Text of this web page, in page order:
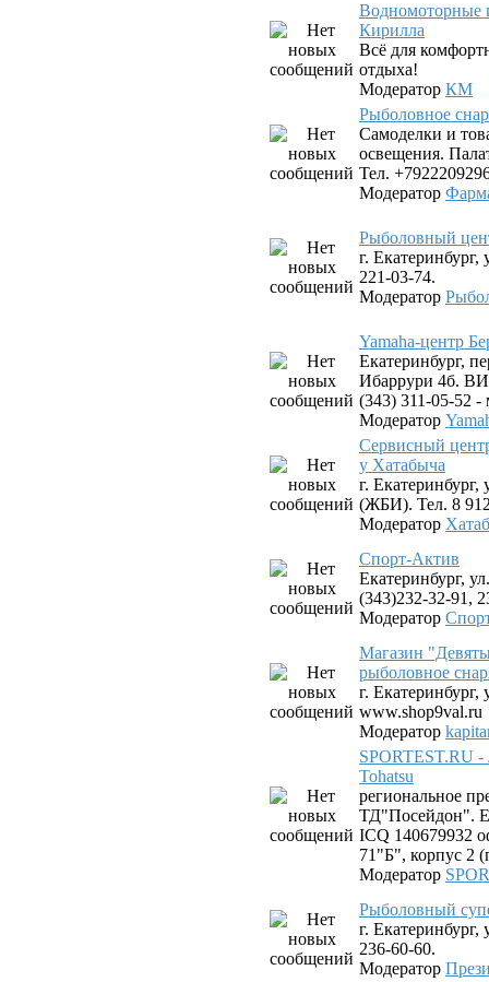
Водномоторные
Кирилла
Всё для
отдыха!
Модератор КМ
Рыболовное
Самоделки и
освещения.
Тел.
Модератор
Рыболовный
г.
221-03-74.
Модератор
Yamaha-центр
Екатеринбург,
Ибаррури 4б.
(343) 311-05-52
Модератор
Сервисный
у Хатабыча
г.
(ЖБИ). Тел. 8
Модератор
Спорт-Актив
Екатеринбург,
(343)232-32-91,
Модератор
Магазин
рыболовное
г.
www.shop9val.ru
Модератор
SPORTEST.RU
Tohatsu
региональное
ТД"Посейдон".
ICQ 140679932
71"Б", корпус 2
Модератор
Рыболовный
г.
236-60-60.
Модератор